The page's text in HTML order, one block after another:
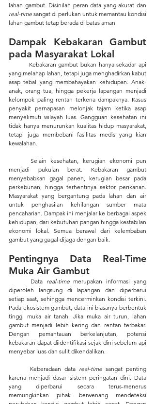
real-time sangat di perlukan untuk memantau kondisi
lahan gambut tetap berada di batas aman.
Dampak Kebakaran Gambut
pada Masyarakat Lokal
Kebakaran gambut bukan hanya sekadar api
yang melahap lahan, tetapi juga menghadirkan kabut
asap tebal yang membahayakan kehidupan. Anak-
anak, orang tua, hingga pekerja lapangan menjadi
kelompok paling rentan terkena dampaknya. Kasus
penyakit pernapasan melonjak tajam ketika asap
menyelimuti wilayah luas. Gangguan kesehatan ini
tidak hanya menurunkan kualitas hidup masyarakat,
tetapi juga membebani fasilitas medis yang kian
kewalahan.
	Selain kesehatan, kerugian ekonomi pun
menjadi pukulan berat. Kebakaran gambut
menyebabkan gagal panen, kerugian besar pada
perkebunan, hingga terhentinya sektor perikanan.
Masyarakat yang bergantung pada lahan dan air
untuk penghasilan kehilangan sumber mata
pencaharian. Dampak ini menjalar ke berbagai aspek
kehidupan, dari kebutuhan pangan hingga kestabilan
ekonomi lokal. Semua berawal dari kelembaban
gambut yang gagal dijaga dengan baik.
Pentingnya Data Real-Time
Muka Air Gambut
	Data
real-time merupakan informasi yang
diperoleh langsung di lapangan dan diperbarui
setiap saat, sehingga mencerminkan kondisi terkini.
Pada ekosistem gambut, data ini biasanya berbentuk
tinggi muka air tanah. Jika muka air turun, lahan
gambut menjadi lebih kering dan rentan terbakar.
Dengan pemantauan berkelanjutan, potensi
kebakaran dapat diidentifikasi sejak dini sebelum api
menyebar luas dan sulit dikendalikan.
	Keberadaan data
real-time sangat penting
karena menjadi dasar sistem peringatan dini. Data
yang diperbarui secara terus-menerus
memungkinkan pihak berwenang mendeteksi